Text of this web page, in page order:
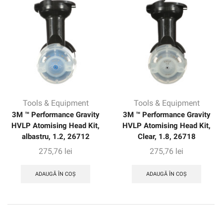
Tools & Equipment
3M ™ Performance Gravity
HVLP Atomising Head Kit,
albastru, 1.2, 26712
275,76 lei
ADAUGĂ ÎN COȘ
Tools & Equipment
3M ™ Performance Gravity
HVLP Atomising Head Kit,
Clear, 1.8, 26718
275,76 lei
ADAUGĂ ÎN COȘ